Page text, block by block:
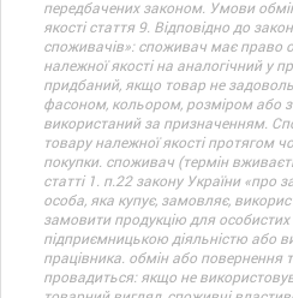
передбачених законом. Умови
якості стаття 9. Відповідно до
споживачів»: споживач має право
належної якості на аналогічний у
придбаний, якщо товар не
фасоном, кольором, розміром або
використаний за призначенням.
товару належної якості протягом
покупки. споживач (термін
статті 1. п.22 закону України «про
особа, яка купує, замовляє,
замовити продукцію для особистих
підприємницькою діяльністю або
працівника. обмін або повернення
провадиться: якщо не